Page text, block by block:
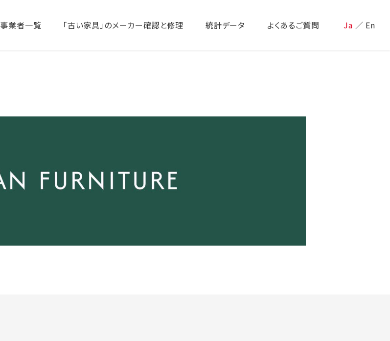
事業者一覧 「古い家具」のメーカー確認と修理 統計データ よくあるご質問 Ja ／ En